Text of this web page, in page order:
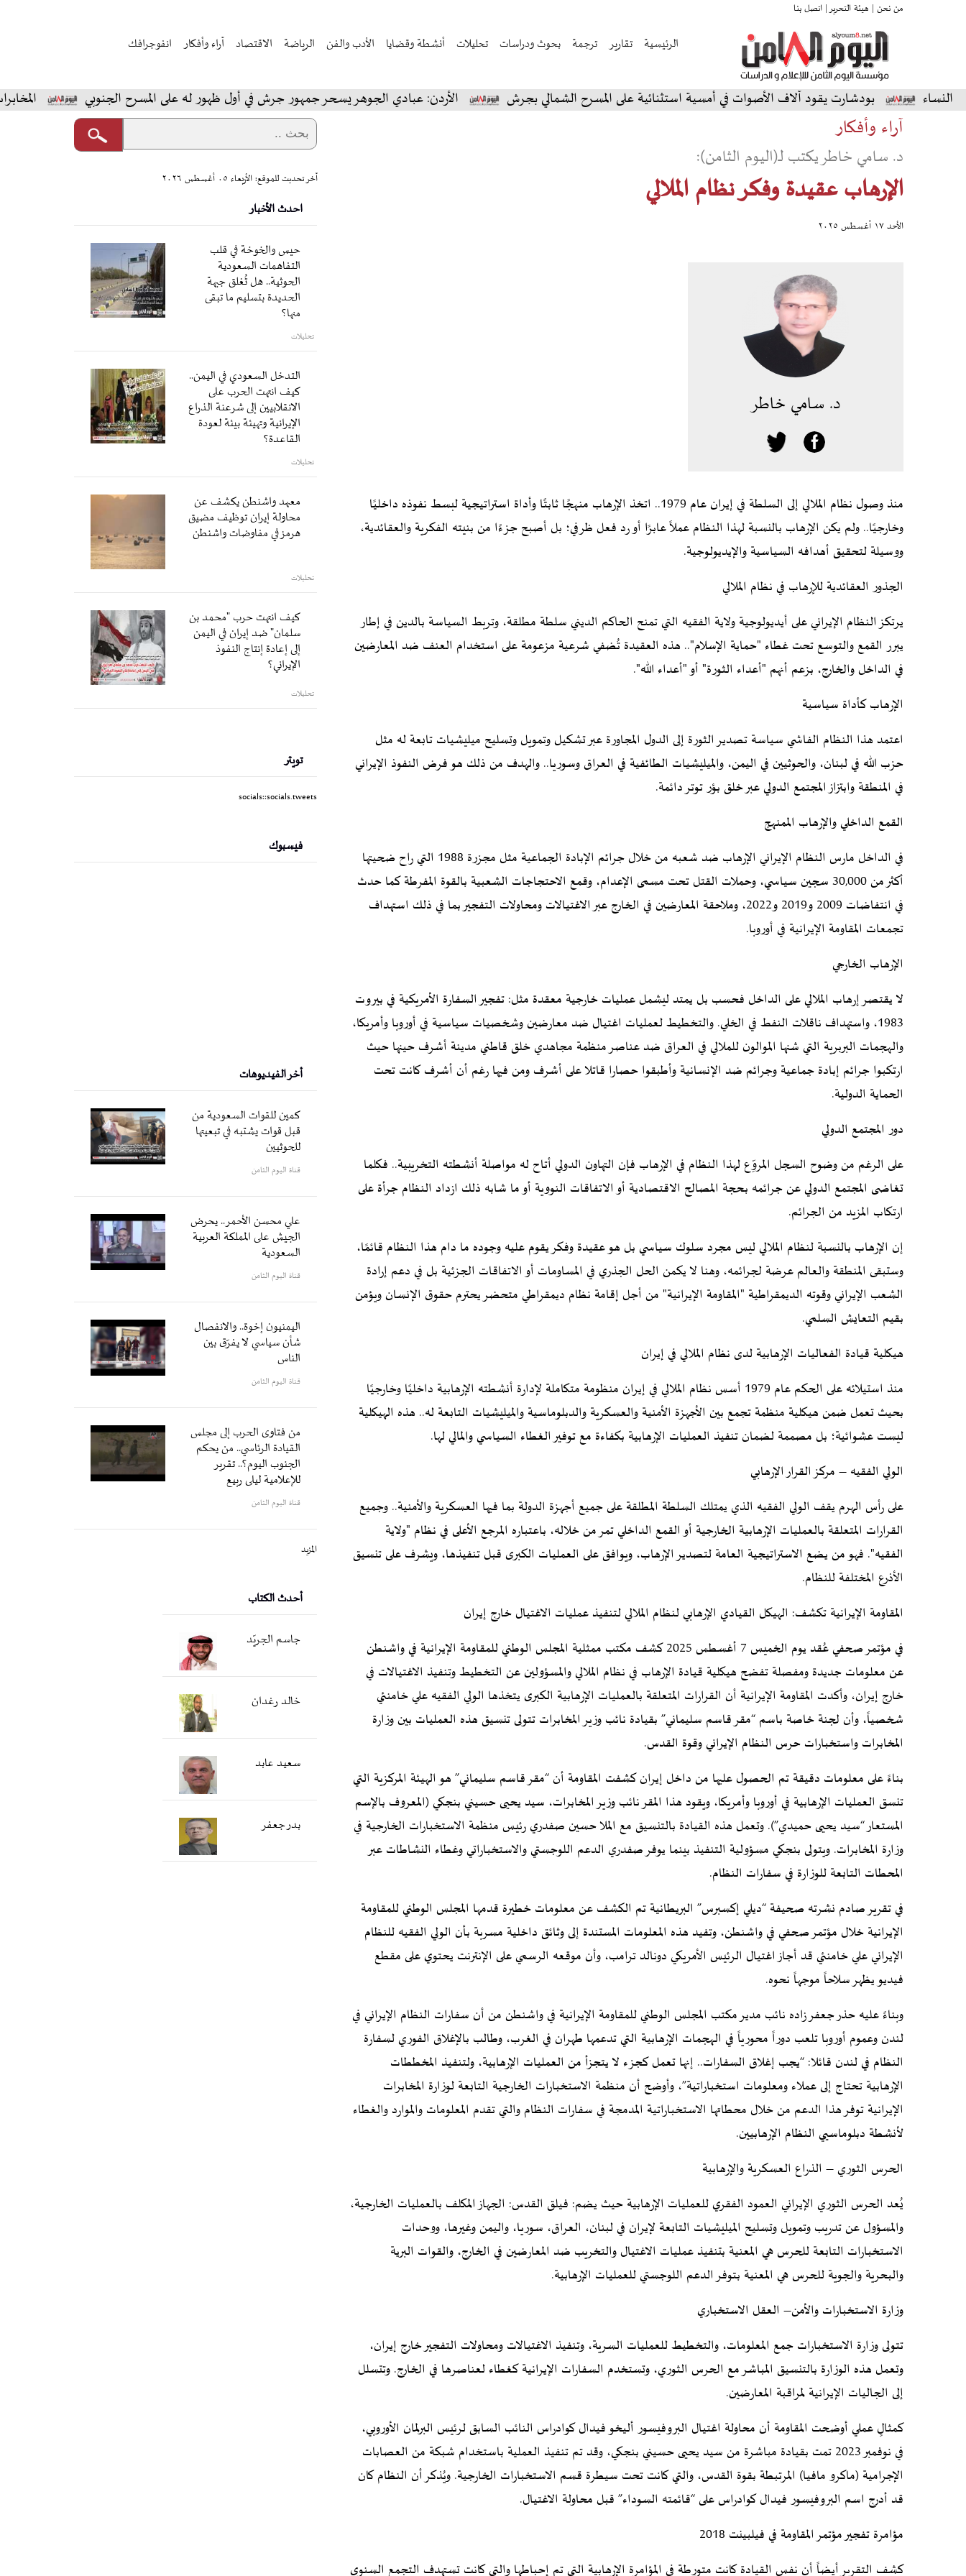
من نحن | هيئة التحرير | اتصل بنا
الرئيسية تقارير ترجمة بحوث ودراسات تحليلات أنشطة وقضايا الأدب والفن الرياضة الاقتصاد آراء وأفكار انفوجرافك
بودشارت يقود آلاف الأصوات في أمسية استثنائية على المسرح الشمالي بجرش الأردن: عبادي الجوهر يسحر جمهور جرش في أول ظهور له على المسرح الجنوبي المخابرات
آراء وأفكار
د. سامي خاطر يكتب لـ(اليوم الثامن):
الإرهاب عقيدة وفكر نظام الملالي
الأحد ١٧ أغسطس ٢٠٢٥
د. سامي خاطر
منذ وصول نظام الملالي إلى السلطة في إيران عام 1979.. اتخذ الإرهاب منهجًا ثابتًا وأداة استراتيجية لبسط نفوذه داخليًا
وخارجيًا.. ولم يكن الإرهاب بالنسبة لهذا النظام عملاً عابرًا أو رد فعل ظرفي؛ بل أصبح جزءًا من بنيته الفكرية والعقائدية،
ووسيلة لتحقيق أهدافه السياسية والإيديولوجية.
الجذور العقائدية للإرهاب في نظام الملالي
يرتكز النظام الإيراني على أيديولوجية ولاية الفقيه التي تمنح الحاكم الديني سلطة مطلقة، وتربط السياسة بالدين في إطار
يبرر القمع والتوسع تحت غطاء "حماية الإسلام".. هذه العقيدة تُضفي شرعية مزعومة على استخدام العنف ضد المعارضين
في الداخل والخارج، بزعم أنهم "أعداء الثورة" أو "أعداء الله".
الإرهاب كأداة سياسية
اعتمد هذا النظام الفاشي سياسة تصدير الثورة إلى الدول المجاورة عبر تشكيل وتمويل وتسليح ميليشيات تابعة له مثل
حزب الله في لبنان، والحوثيين في اليمن، والميليشيات الطائفية في العراق وسوريا.. والهدف من ذلك هو فرض النفوذ الإيراني
في المنطقة وابتزاز المجتمع الدولي عبر خلق بؤر توتر دائمة.
القمع الداخلي والإرهاب الممنهج
في الداخل مارس النظام الإيراني الإرهاب ضد شعبه من خلال جرائم الإبادة الجماعية مثل مجزرة 1988 التي راح ضحيتها
أكثر من 30,000 سجين سياسي، وحملات القتل تحت مسمى الإعدام، وقمع الاحتجاجات الشعبية بالقوة المفرطة كما حدث
في انتفاضات 2009 و2019 و2022، وملاحقة المعارضين في الخارج عبر الاغتيالات ومحاولات التفجير بما في ذلك استهداف
تجمعات المقاومة الإيرانية في أوروبا.
الإرهاب الخارجي
لا يقتصر إرهاب الملالي على الداخل فحسب بل يمتد ليشمل عمليات خارجية معقدة مثل: تفجير السفارة الأمريكية في بيروت
1983، واستهداف ناقلات النفط في الخلي. والتخطيط لعمليات اغتيال ضد معارضين وشخصيات سياسية في أوروبا وأمريكا،
والهجمات البربرية التي شنها الموالون للملالي في العراق ضد عناصر منظمة مجاهدي خلق قاطني مدينة أشرف حينها حيث
ارتكبوا جرائم إبادة جماعية وجرائم ضد الإنسانية وأطبقوا حصارا قاتلا على أشرف ومن فيها رغم أن أشرف كانت تحت
الحماية الدولية.
دور المجتمع الدولي
على الرغم من وضوح السجل المروِّع لهذا النظام في الإرهاب فإن التهاون الدولي أتاح له مواصلة أنشطته التخريبية.. فكلما
تغاضى المجتمع الدولي عن جرائمه بحجة المصالح الاقتصادية أو الاتفاقات النووية أو ما شابه ذلك ازداد النظام جرأة على
ارتكاب المزيد من الجرائم.
إن الإرهاب بالنسبة لنظام الملالي ليس مجرد سلوك سياسي بل هو عقيدة وفكر يقوم عليه وجوده ما دام هذا النظام قائمًا،
وستبقى المنطقة والعالم عرضة لجرائمه، وهنا لا يكمن الحل الجذري في المساومات أو الاتفاقات الجزئية بل في دعم إرادة
الشعب الإيراني وقوته الديمقراطية "المقاومة الإيرانية" من أجل إقامة نظام ديمقراطي متحضر يحترم حقوق الإنسان ويؤمن
بقيم التعايش السلمي.
هيكلية قيادة الفعاليات الإرهابية لدى نظام الملالي في إيران
منذ استيلائه على الحكم عام 1979 أسس نظام الملالي في إيران منظومة متكاملة لإدارة أنشطته الإرهابية داخليًا وخارجيًا
بحيث تعمل ضمن هيكلية منظمة تجمع بين الأجهزة الأمنية والعسكرية والدبلوماسية والميليشيات التابعة له.. هذه الهيكلية
ليست عشوائية؛ بل مصممة لضمان تنفيذ العمليات الإرهابية بكفاءة مع توفير الغطاء السياسي والمالي لها.
الولي الفقيه – مركز القرار الإرهابي
على رأس الهرم يقف الولي الفقيه الذي يمتلك السلطة المطلقة على جميع أجهزة الدولة بما فيها العسكرية والأمنية.. وجميع
القرارات المتعلقة بالعمليات الإرهابية الخارجية أو القمع الداخلي تمر من خلاله، باعتباره المرجع الأعلى في نظام "ولاية
الفقيه". فهو من يضع الاستراتيجية العامة لتصدير الإرهاب، ويوافق على العمليات الكبرى قبل تنفيذها، ويشرف على تنسيق
الأذرع المختلفة للنظام.
المقاومة الإيرانية تكشف: الهيكل القيادي الإرهابي لنظام الملالي لتنفيذ عمليات الاغتيال خارج إيران
في مؤتمر صحفي عُقد يوم الخميس 7 أغسطس 2025 كشف مكتب ممثلية المجلس الوطني للمقاومة الإيرانية في واشنطن
عن معلومات جديدة ومفصلة تفضح هيكلية قيادة الإرهاب في نظام الملالي والمسؤولين عن التخطيط وتنفيذ الاغتيالات في
خارج إيران، وأكدت المقاومة الإيرانية أن القرارات المتعلقة بالعمليات الإرهابية الكبرى يتخذها الولي الفقيه علي خامنئي
شخصياً، وأن لجنة خاصة باسم “مقر قاسم سليماني” بقيادة نائب وزير المخابرات تتولى تنسيق هذه العمليات بين وزارة
المخابرات واستخبارات حرس النظام الإيراني وقوة القدس.
بناءً على معلومات دقيقة تم الحصول عليها من داخل إيران كشفت المقاومة أن “مقر قاسم سليماني” هو الهيئة المركزية التي
تنسق العمليات الإرهابية في أوروبا وأمريكا، ويقود هذا المقر نائب وزير المخابرات، سيد يحيى حسيني بنجكي (المعروف بالإسم
المستعار “سيد يحيى حميدي”). وتعمل هذه القيادة بالتنسيق مع الملا حسين صفدري رئيس منظمة الاستخبارات الخارجية في
وزارة المخابرات. ويتولى بنجكي مسؤولية التنفيذ بينما يوفر صفدري الدعم اللوجستي والاستخباراتي وغطاء النشاطات عبر
المحطات التابعة للوزارة في سفارات النظام.
في تقرير صادم نشرته صحيفة “ديلي إكسبرس” البريطانية تم الكشف عن معلومات خطيرة قدمها المجلس الوطني للمقاومة
الإيرانية خلال مؤتمر صحفي في واشنطن، وتفيد هذه المعلومات المستندة إلى وثائق داخلية مسربة بأن الولي الفقيه للنظام
الإيراني علي خامنئي قد أجاز اغتيال الرئيس الأمريكي دونالد ترامب، وأن موقعه الرسمي على الإنترنت يحتوي على مقطع
فيديو يظهر سلاحاً موجهاً نحوه.
وبناءً عليه حذر جعفر زاده نائب مدير مكتب المجلس الوطني للمقاومة الإيرانية في واشنطن من أن سفارات النظام الإيراني في
لندن وعموم أوروبا تلعب دوراً محورياً في الهجمات الإرهابية التي تدعمها طهران في الغرب، وطالب بالإغلاق الفوري لسفارة
النظام في لندن قائلا: “يجب إغلاق السفارات.. إنها تعمل كجزء لا يتجزأ من العمليات الإرهابية، ولتنفيذ المخططات
الإرهابية تحتاج إلى عملاء ومعلومات استخباراتية”، وأوضح أن منظمة الاستخبارات الخارجية التابعة لوزارة المخابرات
الإيرانية توفر هذا الدعم من خلال محطاتها الاستخباراتية المدمجة في سفارات النظام والتي تقدم المعلومات والموارد والغطاء
لأنشطة دبلوماسيي النظام الإرهابيين.
الحرس الثوري – الذراع العسكرية والإرهابية
يُعد الحرس الثوري الإيراني العمود الفقري للعمليات الإرهابية حيث يضم: فيلق القدس: الجهاز المكلف بالعمليات الخارجية،
والمسؤول عن تدريب وتمويل وتسليح الميليشيات التابعة لإيران في لبنان، العراق، سوريا، واليمن وغيرها، ووحدات
الاستخبارات التابعة للحرس هي المعنية بتنفيذ عمليات الاغتيال والتخريب ضد المعارضين في الخارج، والقوات البرية
والبحرية والجوية للحرس هي المعنية بتوفر الدعم اللوجستي للعمليات الإرهابية.
وزارة الاستخبارات والأمن– العقل الاستخباري
تتولى وزارة الاستخبارات جمع المعلومات، والتخطيط للعمليات السرية، وتنفيذ الاغتيالات ومحاولات التفجير خارج إيران،
وتعمل هذه الوزارة بالتنسيق المباشر مع الحرس الثوري، وتستخدم السفارات الإيرانية كغطاء لعناصرها في الخارج. وتتسلل
إلى الجاليات الإيرانية لمراقبة المعارضين.
كمثالٍ عملي أوضحت المقاومة أن محاولة اغتيال البروفيسور أليخو فيدال كوادراس النائب السابق لرئيس البرلمان الأوروبي،
في نوفمبر 2023 تمت بقيادة مباشرة من سيد يحيى حسيني بنجكي، وقد تم تنفيذ العملية باستخدام شبكة من العصابات
الإجرامية (ماكرو مافيا) المرتبطة بقوة القدس، والتي كانت تحت سيطرة قسم الاستخبارات الخارجية. ويُذكر أن النظام كان
قد أدرج اسم البروفيسور فيدال كوادراس على “قائمته السوداء” قبل محاولة الاغتيال.
مؤامرة تفجير مؤتمر المقاومة في فيلبينت 2018
كشف التقرير أيضاً أن نفس القيادة كانت متورطة في المؤامرة الإرهابية التي تم إحباطها والتي كانت تستهدف التجمع السنوي
آخر تحديث للموقع: الأربعاء ٠٥ أغسطس ٢٠٢٦
احدث الأخبار
حيس والخوخة في قلب
التفاهمات السعودية
الحوثية.. هل تُغلق جبهة
الحديدة بتسليم ما تبقى
منها؟
تحليلات
التدخل السعودي في اليمن..
كيف انتهت الحرب على
الانقلابيين إلى شرعنة الذراع
الإيرانية وتهيئة بيئة لعودة
القاعدة؟
تحليلات
معهد واشنطن يكشف عن
محاولة إيران توظيف مضيق
هرمز في مفاوضات واشنطن
تحليلات
كيف انتهت حرب "محمد بن
سلمان" ضد إيران في اليمن
إلى إعادة إنتاج النفوذ
الإيراني؟
تحليلات
تويتر
socials::socials.tweets
فيسبوك
أخر الفيديوهات
كمين للقوات السعودية من
قبل قوات يشتبه في تبعيتها
للحوثيين
قناة اليوم الثامن
علي محسن الأحمر.. يحرض
الجيش على المملكة العربية
السعودية
قناة اليوم الثامن
اليمنيون إخوة.. والانفصال
شأن سياسي لا يفرّق بين
الناس
قناة اليوم الثامن
من فتاوى الحرب إلى مجلس
القيادة الرئاسي.. من يحكم
الجنوب اليوم؟.. تقرير
للإعلامية ليلى ربيع
قناة اليوم الثامن
المزيد
أحدث الكتاب
جاسم الجريّد
خالد رغدان
سعید عابد
بدر جعفر